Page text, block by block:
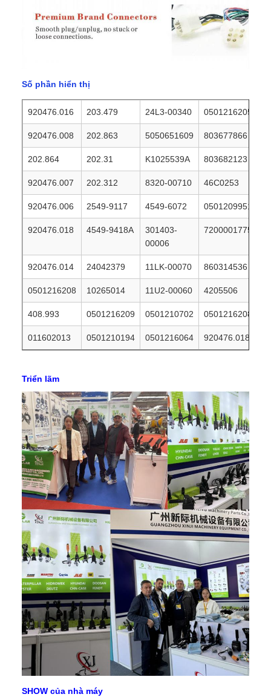
Số phần hiển thị
920476.016 203.479 24L3-00340 0501216205
920476.008 202.863 5050651609 803677866
202.864 202.31 K1025539A 803682123
920476.007 202.312 8320-00710 46C0253
920476.006 2549-9117 4549-6072 0501209951
920476.018 4549-9418A
301403-
00006
7200001775
920476.014 24042379 11LK-00070 860314536
0501216208 10265014 11U2-00060 4205506
408.993 0501216209 0501210702 0501216208
011602013 0501210194 0501216064 920476.018
Triển lãm
SHOW của nhà máy